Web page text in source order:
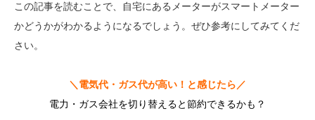
この記事を読むことで、自宅にあるメーターがスマートメーター
かどうかがわかるようになるでしょう。ぜひ参考にしてみてくだ
さい。
＼電気代・ガス代が高い！と感じたら／
電力・ガス会社を切り替えると節約できるかも？